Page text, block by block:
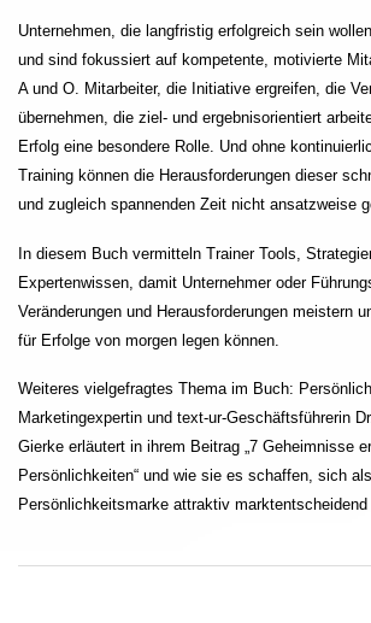
Unternehmen, die langfristig erfolgreich sein
und sind fokussiert auf kompetente, motivierte
A und O. Mitarbeiter, die Initiative ergreifen, die
übernehmen, die ziel- und ergebnisorientiert
Erfolg eine besondere Rolle. Und ohne
Training können die Herausforderungen dieser
und zugleich spannenden Zeit nicht ansatzweise
In diesem Buch vermitteln Trainer Tools,
Expertenwissen, damit Unternehmer oder
Veränderungen und Herausforderungen meistern
für Erfolge von morgen legen können.
Weiteres vielgefragtes Thema im Buch:
Marketingexpertin und text-ur-Geschäftsführerin
Gierke erläutert in ihrem Beitrag „7 Geheimnisse
Persönlichkeiten“ und wie sie es schaffen, sich als
Persönlichkeitsmarke attraktiv